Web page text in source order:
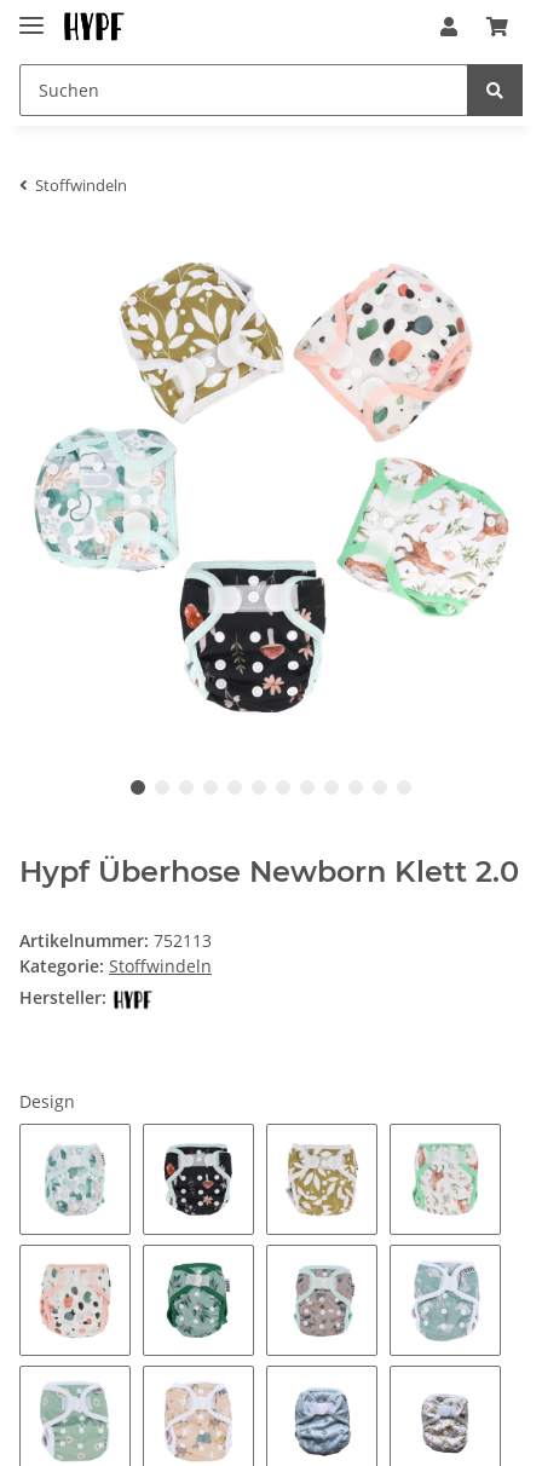
Stoffwindeln
Hypf Überhose Newborn Klett 2.0
Artikelnummer: 752113
Kategorie: Stoffwindeln
Hersteller:
Design